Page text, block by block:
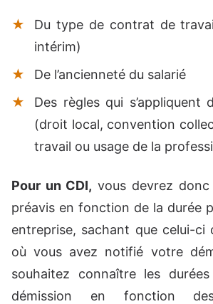
Du type de contrat de
intérim)
De l’ancienneté du salarié
Des règles qui s’appliquent
(droit local, convention
travail ou usage de la
Pour un CDI, vous devrez
préavis en fonction de la durée
entreprise, sachant que celui-ci
où vous avez notifié votre
souhaitez connaître les
démission en fonction